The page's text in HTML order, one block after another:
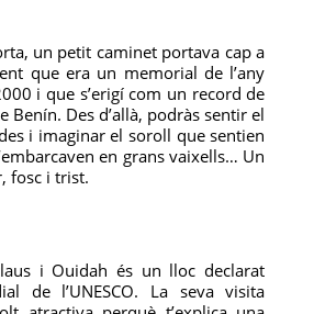
un petit caminet portava cap a
que era un memorial de l’any
i que s’erigí com un record de
Benín. Des d’allà, podràs sentir el
i imaginar el soroll que sentien
en grans vaixells… Un
fosc i trist.
i Ouidah és un lloc declarat
de l’UNESCO. La seva visita